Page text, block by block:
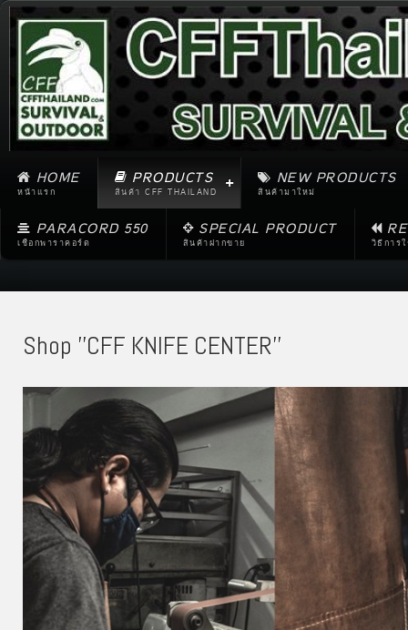
HOME
หน้าแรก
PRODUCTS
สินค้า CFF THAILAND
NEW PRODUCTS
สินค้ามาใหม่
PARACORD 550
เชือกพาราคอร์ด
SPECIAL PRODUCT
สินค้าฝากขาย วิธีการ
Shop ''CFF KNIFE CENTER''